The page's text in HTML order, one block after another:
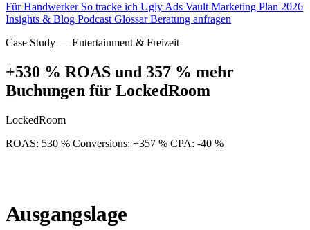
Für Handwerker So tracke ich Ugly Ads Vault Marketing Plan 2026
Insights & Blog Podcast GlossarBeratung anfragen
Case Study — Entertainment & Freizeit
+530 % ROAS und 357 % mehr
Buchungen für LockedRoom
LockedRoom
ROAS: 530 % Conversions: +357 % CPA: -40 %
Ausgangslage